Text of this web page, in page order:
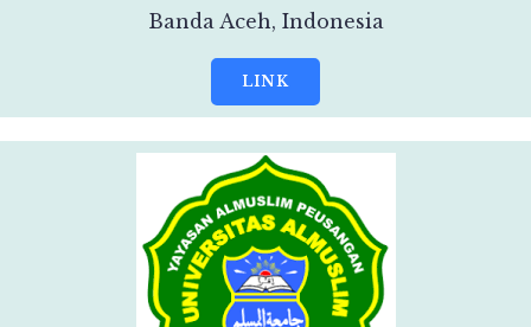
Banda Aceh, Indonesia
LINK